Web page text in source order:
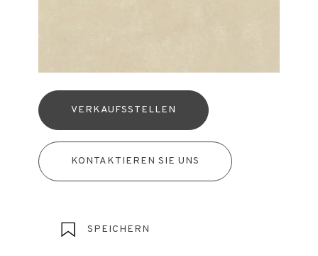
VERKAUFSSTELLEN
KONTAKTIEREN SIE UNS
SPEICHERN